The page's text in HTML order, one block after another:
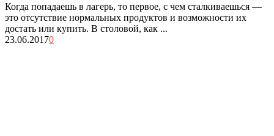
Когда попадаешь в лагерь, то первое, с чем сталкиваешься —
это отсутствие нормальных продуктов и возможности их
достать или купить. В столовой, как ...
23.06.20170